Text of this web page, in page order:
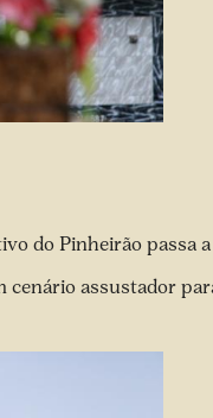
do Pinheirão passa
cenário assustador